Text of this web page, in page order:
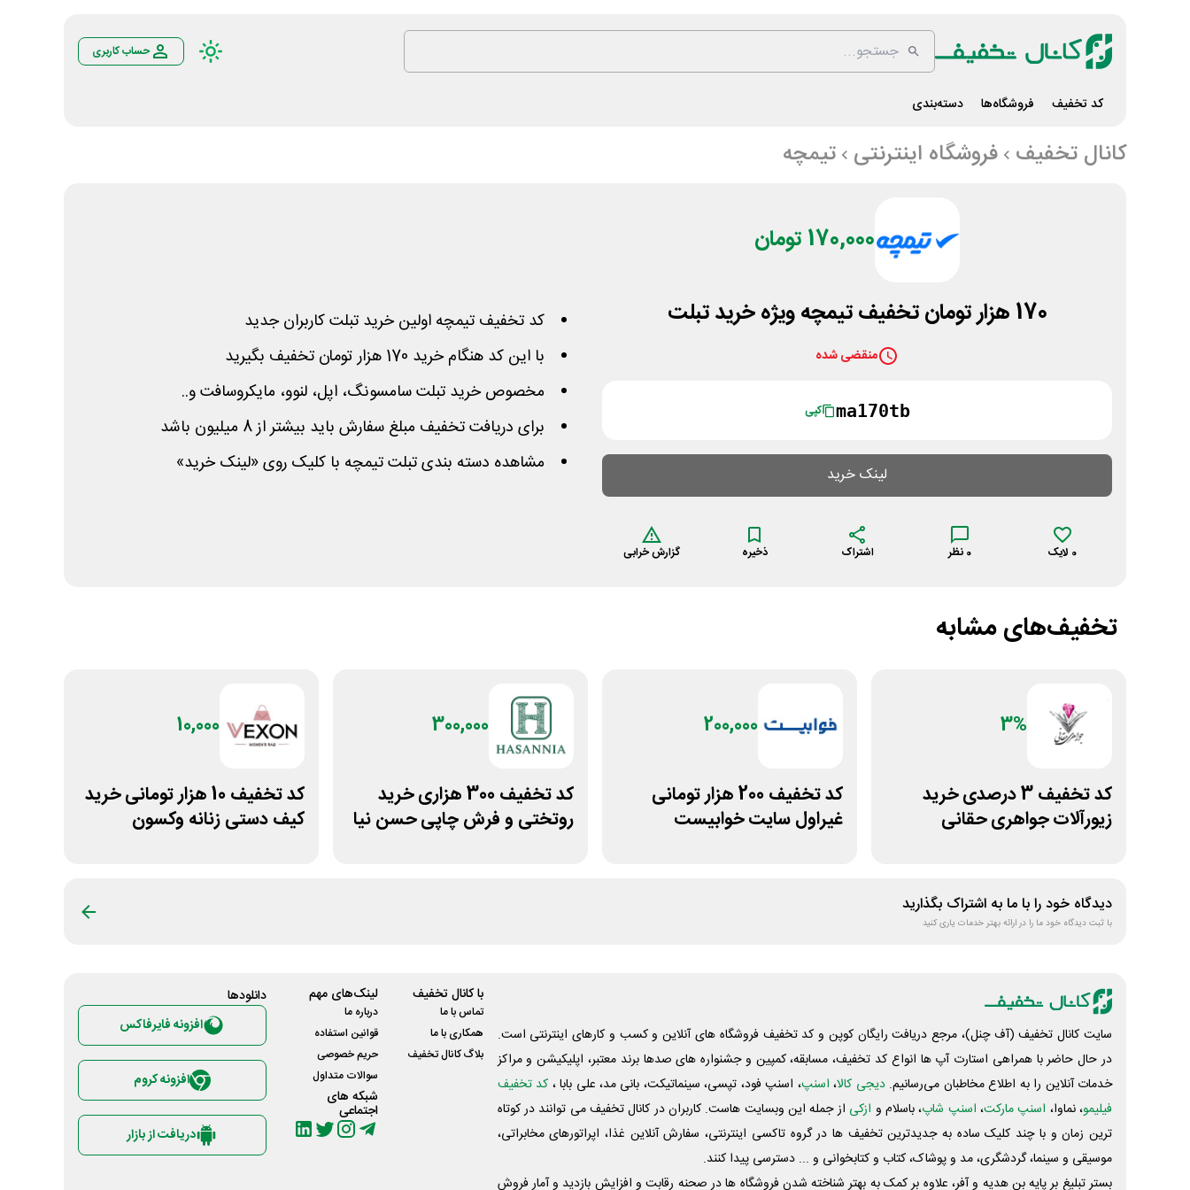
حساب کاربری
کد تخفیف فروشگاه‌ها دسته‌بندی
کانال تخفیف فروشگاه اینترنتی تیمچه
170,000 تومان
170 هزار تومان تخفیف تیمچه ویژه خرید تبلت
منقضی شده
ma170tb کپی
لینک خرید
0 لایک 0 نظر اشتراک ذخیره گزارش خرابی
کد تخفیف تیمچه اولین خرید تبلت کاربران جدید
با این کد هنگام خرید 170 هزار تومان تخفیف بگیرید
مخصوص خرید تبلت سامسونگ، اپل، لنوو، مایکروسافت و..
برای دریافت تخفیف مبلغ سفارش باید بیشتر از 8 میلیون باشد
مشاهده دسته بندی تبلت تیمچه با کلیک روی «لینک خرید»
تخفیف‌های مشابه
3%
کد تخفیف 3 درصدی خرید
زیورآلات جواهری حقانی
200,000
کد تخفیف 200 هزار تومانی
غیراول سایت خوابیست
300,000
کد تخفیف 300 هزاری خرید
روتختی و فرش چاپی حسن نیا
10,000
کد تخفیف 10 هزار تومانی خرید
کیف دستی زنانه وکسون
دیدگاه خود را با ما به اشتراک بگذارید
با ثبت دیدگاه خود ما را در ارائه بهتر خدمات یاری کنید
سایت کانال تخفیف (آف چنل)، مرجع دریافت رایگان کوپن و کد تخفیف فروشگاه های آنلاین و کسب و‌ کارهای اینترنتی است.
در حال حاضر با همراهی استارت آپ ها انواع کد تخفیف، مسابقه، کمپین و جشنواره های صدها برند معتبر، اپلیکیشن و مراکز
خدمات آنلاین را به اطلاع مخاطبان می‌رسانیم. دیجی کالا، اسنپ، اسنپ فود، تپسی، سینماتیکت، بانی مد، علی‌ بابا ، کد تخفیف
فیلیمو، نماوا، اسنپ مارکت، اسنپ شاپ، باسلام و ازکی از جمله این وبسایت ‌هاست. کاربران در کانال تخفیف می توانند در کوتاه
ترین زمان و با چند کلیک ساده به جدیدترین تخفیف ها در گروه تاکسی اینترنتی، سفارش آنلاین غذا، اپراتورهای مخابراتی،
موسیقی و سینما، گردشگری، مد و پوشاک، کتاب و کتابخوانی و ... دسترسی پیدا کنند.
بستر تبلیغ بر پایه بن هدیه و آفر، علاوه بر کمک به بهتر شناخته شدن فروشگاه ها در صحنه رقابت و افزایش بازدید و آمار فروش
با کانال تخفیف
تماس با ما
همکاری با ما
بلاگ کانال تخفیف
لینک‌های مهم
درباره ما
قوانین استفاده
حریم خصوصی
سوالات متداول
شبکه های
اجتماعی
دانلود‌ها
افزونه فایرفاکس
افزونه کروم
دریافت از بازار